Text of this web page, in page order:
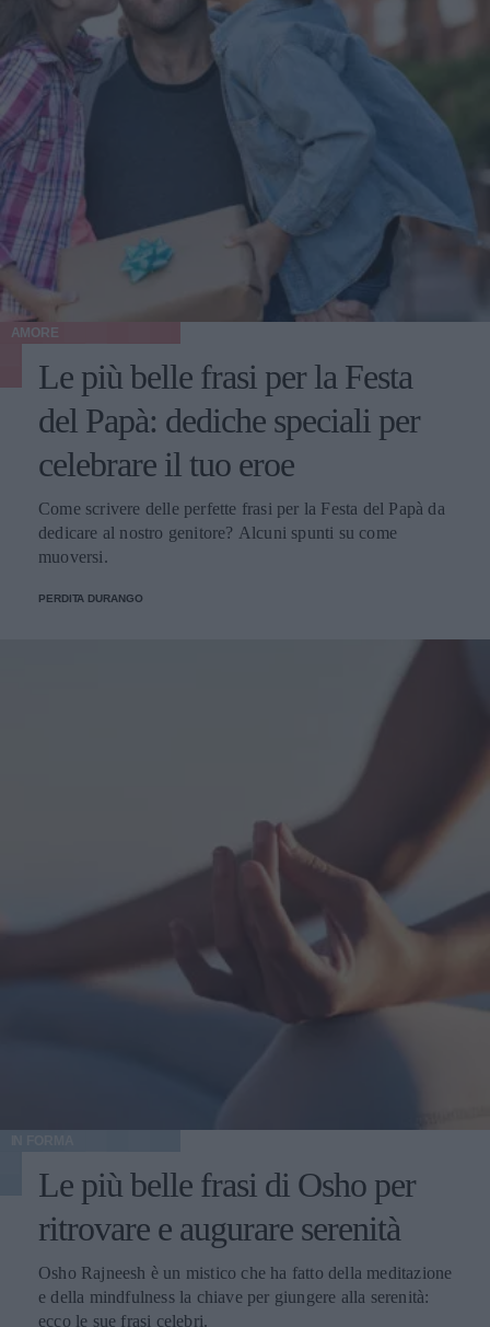
AMORE
Le più belle frasi per la Festa
del Papà: dediche speciali per
celebrare il tuo eroe
Come scrivere delle perfette frasi per la Festa del Papà da
dedicare al nostro genitore? Alcuni spunti su come
muoversi.
PERDITA DURANGO
Le più belle frasi di Osho per
ritrovare e augurare serenità
Osho Rajneesh è un mistico che ha fatto della meditazione
e della mindfulness la chiave per giungere alla serenità:
ecco le sue frasi celebri.